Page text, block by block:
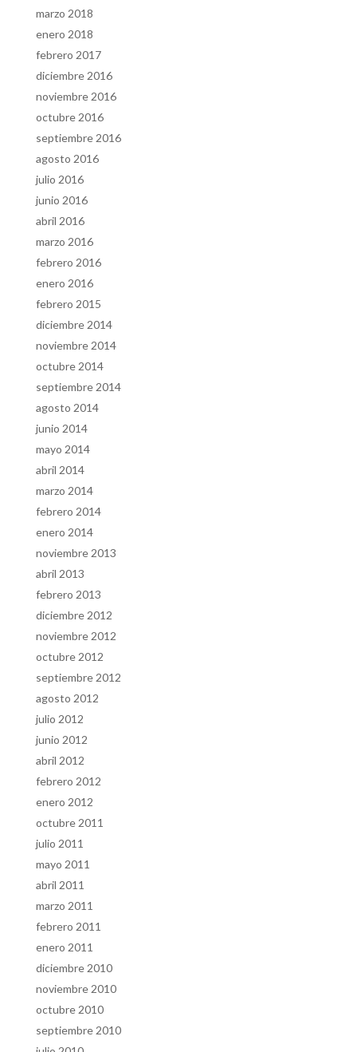
marzo 2018
enero 2018
febrero 2017
diciembre 2016
noviembre 2016
octubre 2016
septiembre 2016
agosto 2016
julio 2016
junio 2016
abril 2016
marzo 2016
febrero 2016
enero 2016
febrero 2015
diciembre 2014
noviembre 2014
octubre 2014
septiembre 2014
agosto 2014
junio 2014
mayo 2014
abril 2014
marzo 2014
febrero 2014
enero 2014
noviembre 2013
abril 2013
febrero 2013
diciembre 2012
noviembre 2012
octubre 2012
septiembre 2012
agosto 2012
julio 2012
junio 2012
abril 2012
febrero 2012
enero 2012
octubre 2011
julio 2011
mayo 2011
abril 2011
marzo 2011
febrero 2011
enero 2011
diciembre 2010
noviembre 2010
octubre 2010
septiembre 2010